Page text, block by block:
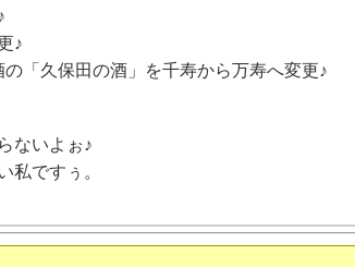
♪
「久保田の酒」を千寿から万寿へ変更♪
ないよぉ♪
私ですぅ。